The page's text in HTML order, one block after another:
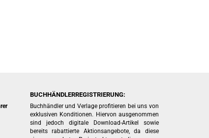
BUCHHÄNDLERREGISTRIERUNG:
Buchhändler und Verlage profitieren bei uns von
exklusiven Konditionen. Hiervon ausgenommen
sind jedoch digitale Download-Artikel sowie
bereits rabattierte Aktionsangebote, da diese